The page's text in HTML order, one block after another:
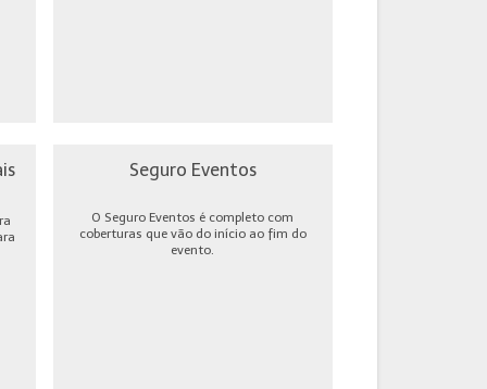
Seguro Eventos
O Seguro Eventos é completo com
coberturas que vão do início ao fim do
evento.